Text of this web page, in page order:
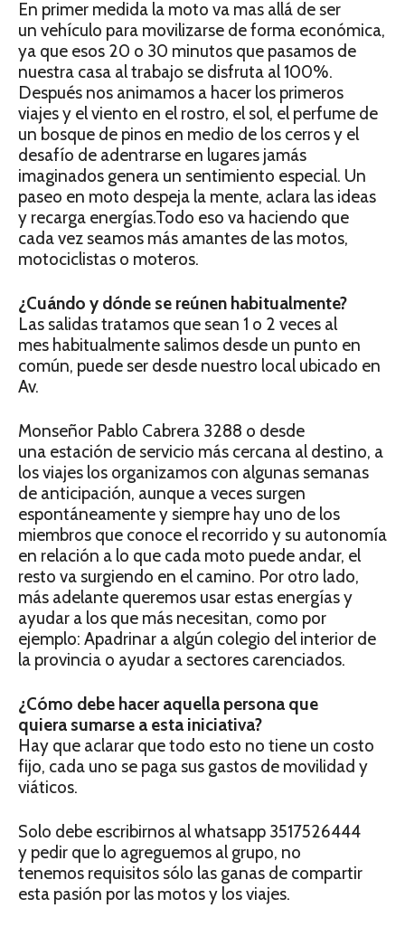
En primer medida la moto va mas allá de ser
un vehículo para movilizarse de forma económica,
ya que esos 20 o 30 minutos que pasamos de
nuestra casa al trabajo se disfruta al 100%.
Después nos animamos a hacer los primeros
viajes y el viento en el rostro, el sol, el perfume de
un bosque de pinos en medio de los cerros y el
desafío de adentrarse en lugares jamás
imaginados genera un sentimiento especial. Un
paseo en moto despeja la mente, aclara las ideas
y recarga energías.Todo eso va haciendo que
cada vez seamos más amantes de las motos,
motociclistas o moteros.
¿Cuándo y dónde se reúnen habitualmente?
Las salidas tratamos que sean 1 o 2 veces al
mes habitualmente salimos desde un punto en
común, puede ser desde nuestro local ubicado en
Av.
Monseñor Pablo Cabrera 3288 o desde
una estación de servicio más cercana al destino, a
los viajes los organizamos con algunas semanas
de anticipación, aunque a veces surgen
espontáneamente y siempre hay uno de los
miembros que conoce el recorrido y su autonomía
en relación a lo que cada moto puede andar, el
resto va surgiendo en el camino. Por otro lado,
más adelante queremos usar estas energías y
ayudar a los que más necesitan, como por
ejemplo: Apadrinar a algún colegio del interior de
la provincia o ayudar a sectores carenciados.
¿Cómo debe hacer aquella persona que
quiera sumarse a esta iniciativa?
Hay que aclarar que todo esto no tiene un costo
fijo, cada uno se paga sus gastos de movilidad y
viáticos.
Solo debe escribirnos al whatsapp 3517526444
y pedir que lo agreguemos al grupo, no
tenemos requisitos sólo las ganas de compartir
esta pasión por las motos y los viajes.